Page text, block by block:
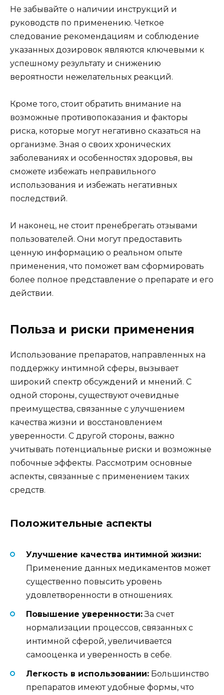
Не забывайте о наличии инструкций и
руководств по применению. Четкое
следование рекомендациям и соблюдение
указанных дозировок являются ключевыми к
успешному результату и снижению
вероятности нежелательных реакций.
Кроме того, стоит обратить внимание на
возможные противопоказания и факторы
риска, которые могут негативно сказаться на
организме. Зная о своих хронических
заболеваниях и особенностях здоровья, вы
сможете избежать неправильного
использования и избежать негативных
последствий.
И наконец, не стоит пренебрегать отзывами
пользователей. Они могут предоставить
ценную информацию о реальном опыте
применения, что поможет вам сформировать
более полное представление о препарате и его
действии.
Польза и риски применения
Использование препаратов, направленных на
поддержку интимной сферы, вызывает
широкий спектр обсуждений и мнений. С
одной стороны, существуют очевидные
преимущества, связанные с улучшением
качества жизни и восстановлением
уверенности. С другой стороны, важно
учитывать потенциальные риски и возможные
побочные эффекты. Рассмотрим основные
аспекты, связанные с применением таких
средств.
Положительные аспекты
Улучшение качества интимной жизни:
Применение данных медикаментов может
существенно повысить уровень
удовлетворенности в отношениях.
Повышение уверенности:За счет
нормализации процессов, связанных с
интимной сферой, увеличивается
самооценка и уверенность в себе.
Легкость в использовании: Большинство
препаратов имеют удобные формы, что